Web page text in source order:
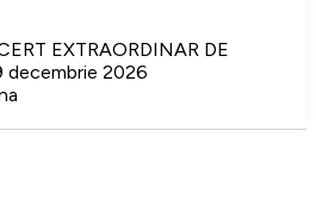
EXTRAORDINAR DE
decembrie 2026